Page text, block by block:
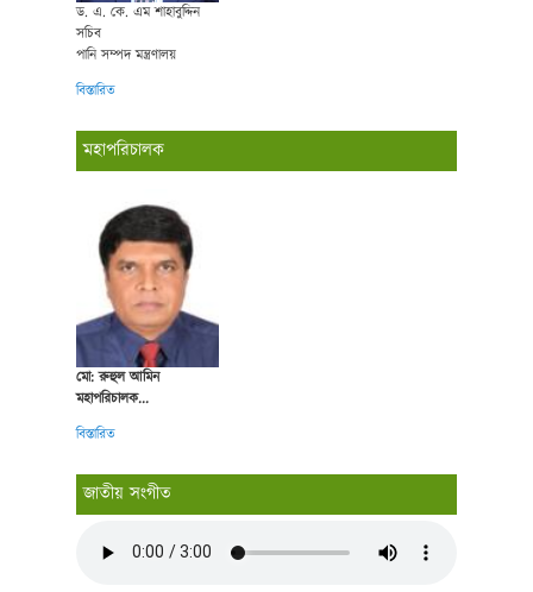
ড. এ. কে. এম শাহাবুদ্দিন
সচিব
পানি সম্পদ মন্ত্রণালয়
বিস্তারিত
মহাপরিচালক
মো: রুহুল আমিন
মহাপরিচালক...
বিস্তারিত
জাতীয় সংগীত